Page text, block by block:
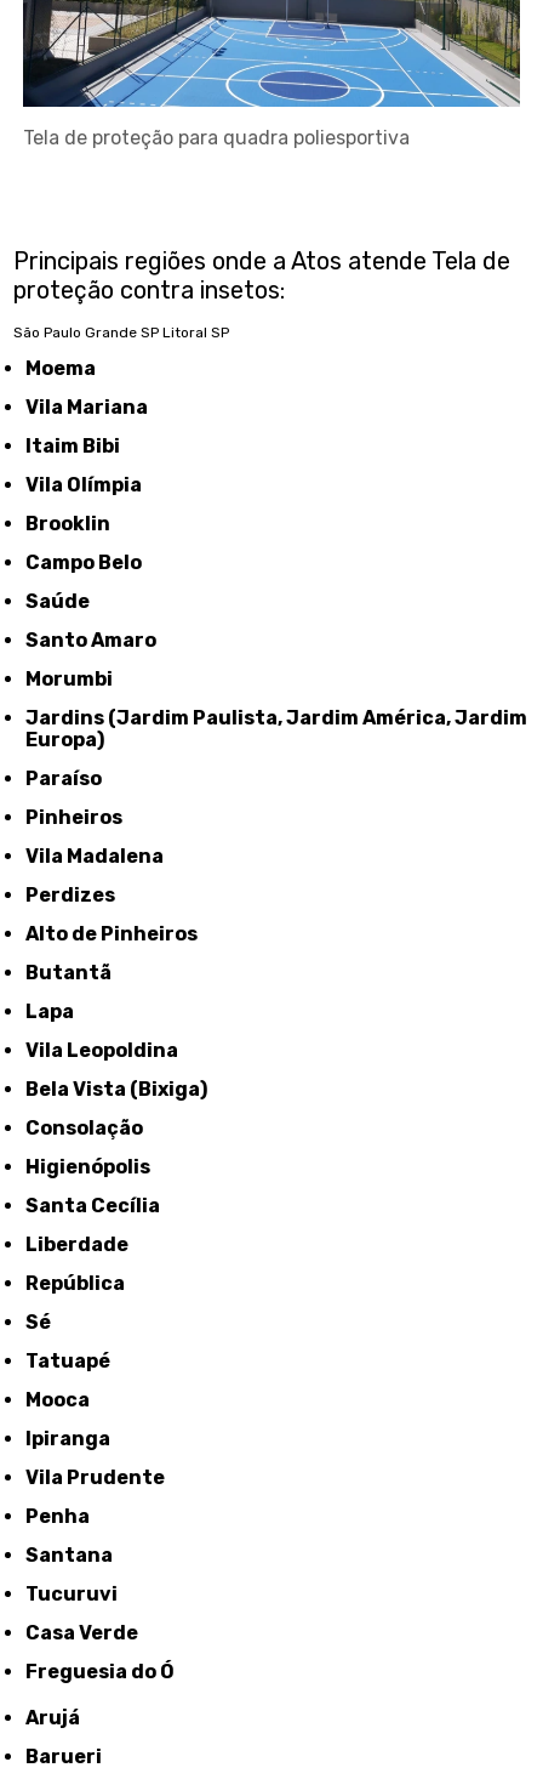
Tela de proteção para quadra poliesportiva
Principais regiões onde a Atos atende Tela de
proteção contra insetos:
São Paulo Grande SP Litoral SP
Moema
Vila Mariana
Itaim Bibi
Vila Olímpia
Brooklin
Campo Belo
Saúde
Santo Amaro
Morumbi
Jardins (Jardim Paulista, Jardim América, Jardim
Europa)
Paraíso
Pinheiros
Vila Madalena
Perdizes
Alto de Pinheiros
Butantã
Lapa
Vila Leopoldina
Bela Vista (Bixiga)
Consolação
Higienópolis
Santa Cecília
Liberdade
República
Sé
Tatuapé
Mooca
Ipiranga
Vila Prudente
Penha
Santana
Tucuruvi
Casa Verde
Freguesia do Ó
Arujá
Barueri